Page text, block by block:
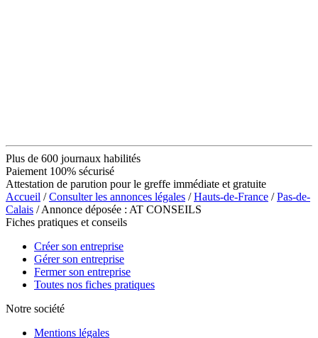
Plus de 600 journaux habilités
Paiement 100% sécurisé
Attestation de parution pour le greffe immédiate et gratuite
Accueil /Consulter les annonces légales /Hauts-de-France /Pas-de-
Calais / Annonce déposée : AT CONSEILS
Fiches pratiques et conseils
Créer son entreprise
Gérer son entreprise
Fermer son entreprise
Toutes nos fiches pratiques
Notre société
Mentions légales